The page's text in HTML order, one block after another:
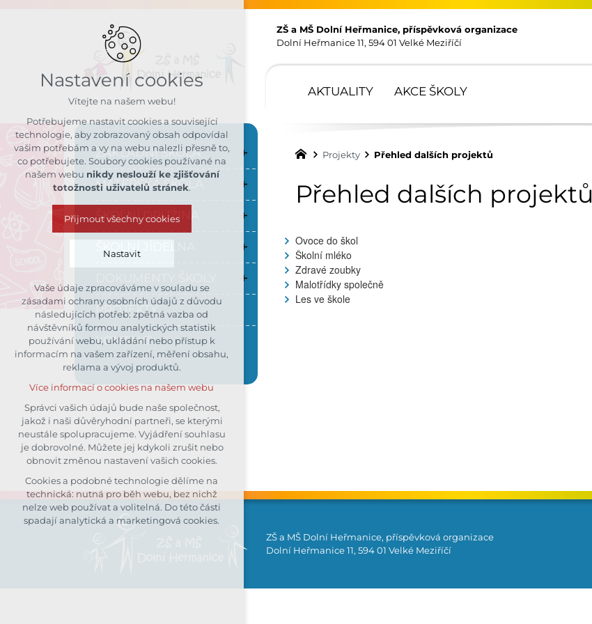
ZŠ a MŠ Dolní Heřmanice, příspěvková organizace
Dolní Heřmanice 11, 594 01 Velké Meziříčí
AKTUALITY AKCE ŠKOLY
ZÁKLADNÍ ŠKOLA
MATEŘSKÁ ŠKOLA
ŠKOLNÍ DRUŽINA
ŠKOLNÍ JÍDELNA
PROJEKTY
KONTAKT
Projekty Přehled dalších projektů
Přehled dalších projektů
Ovoce do škol
Školní mléko
Zdravé zoubky
Malotřídky společně
Les ve škole
ZŠ a MŠ Dolní Heřmanice, příspěvková organizace
Dolní Heřmanice 11, 594 01 Velké Meziříčí
Nastavení cookies
Vítejte na našem webu!
Potřebujeme nastavit cookies a související
technologie, aby zobrazovaný obsah odpovídal
vašim potřebám a vy na webu nalezli přesně to,
co potřebujete. Soubory cookies používané na
našem webu nikdy neslouží ke zjišťování
totožnosti uživatelů stránek.
Přijmout všechny cookies
Nastavit
Technická cookies
nutná pro provozování webu
udržení kontextu stránek (session):
případná přihlášení, volby jazyka,
apod.
analytická pro anonymizované
vyhodnocení návštěvnosti
marketingová cookies (Google)
Více informací o cookies na našem webu
Přijmout všechny cookies
Odmítnout vše
Vaše údaje zpracováváme v souladu se
zásadami ochrany osobních údajů z důvodu
následujících potřeb: zpětná vazba od
návštěvníků formou analytických statistik
používání webu, ukládání nebo přístup k
informacím na vašem zařízení, měření obsahu,
reklama a vývoj produktů.
Více informací o cookies na našem webu
Správci vašich údajů bude naše společnost,
jakož i naši důvěryhodní partneři, se kterými
neustále spolupracujeme. Vyjádření souhlasu
je dobrovolné. Můžete jej kdykoli zrušit nebo
obnovit změnou nastavení vašich cookies.
Cookies a podobné technologie dělíme na
technická: nutná pro běh webu, bez nichž
nelze web používat a volitelná. Do této části
spadají analytická a marketingová cookies.